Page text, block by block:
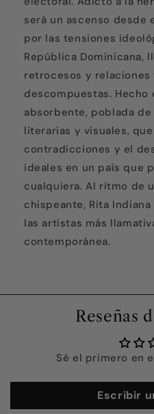
será un ascenso
por las tensiones
República Dominicana,
retrocesos y relaciones
descompuestas. Hecho
absorbente, poblada
literarias y visuales,
contradicciones y el
ideales en un país que
cualquiera. Al ritmo de
chispeante, Rita
las artistas más
contemporánea.
Reseñas
Sé el primero en
Escribir